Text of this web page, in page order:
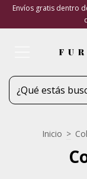
Envíos gratis dentro
Inicio >